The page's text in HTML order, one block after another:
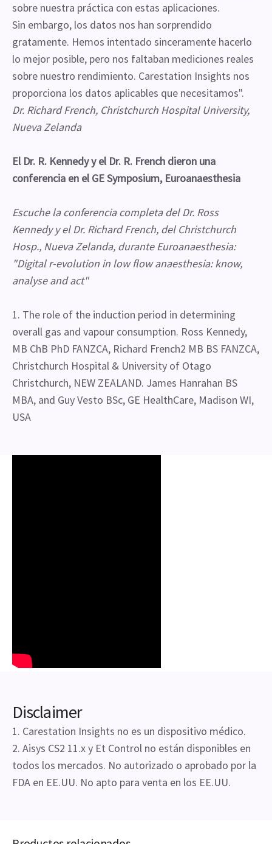
sobre nuestra práctica con estas aplicaciones.
Sin embargo, los datos nos han sorprendido
gratamente. Hemos intentado sinceramente hacerlo
lo mejor posible, pero nos faltaban mediciones reales
sobre nuestro rendimiento. Carestation Insights nos
proporciona los datos aplicables que necesitamos".
Dr. Richard French, Christchurch Hospital University,
Nueva Zelanda
El Dr. R. Kennedy y el Dr. R. French dieron una
conferencia en el GE Symposium, Euroanaesthesia
Escuche la conferencia completa del Dr. Ross
Kennedy y el Dr. Richard French, del Christchurch
Hosp., Nueva Zelanda, durante Euroanaesthesia:
"Digital r-evolution in low flow anaesthesia: know,
analyse and act"
1. The role of the induction period in determining
overall gas and vapour consumption. Ross Kennedy,
MB ChB PhD FANZCA, Richard French2 MB BS FANZCA,
Christchurch Hospital & University of Otago
Christchurch, NEW ZEALAND. James Hanrahan BS
MBA, and Guy Vesto BSc, GE HealthCare, Madison WI,
USA
Disclaimer
1. Carestation Insights no es un dispositivo médico.
2. Aisys CS2 11.x y Et Control no están disponibles en
todos los mercados. No autorizado o aprobado por la
FDA en EE.UU. No apto para venta en los EE.UU.